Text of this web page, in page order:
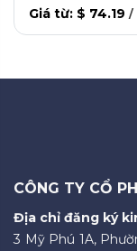
Giá từ: $ 74.19 /
CÔNG TY CỔ
Địa chỉ đăng ký
3 Mỹ Phú 1A,